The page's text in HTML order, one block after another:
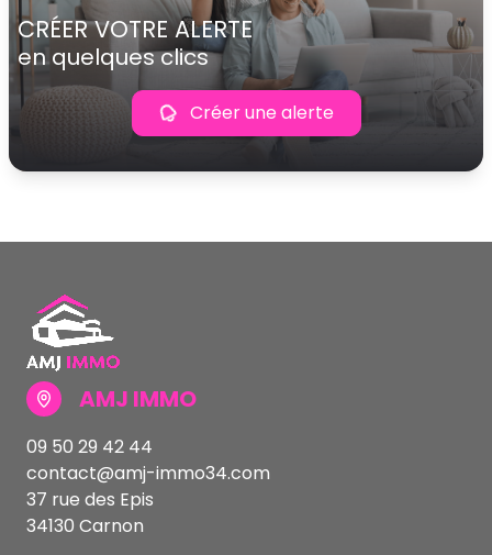
CRÉER VOTRE ALERTE
en quelques clics
Créer une alerte
AMJ IMMO
09 50 29 42 44
contact@amj-immo34.com
37 rue des Epis
34130 Carnon